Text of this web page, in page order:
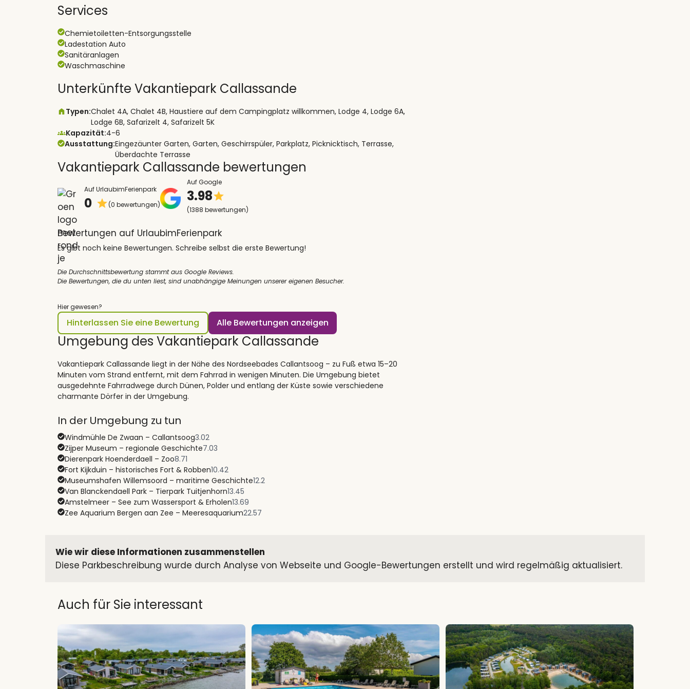
Services
Chemietoiletten-Entsorgungsstelle
Ladestation Auto
Sanitäranlagen
Waschmaschine
Unterkünfte Vakantiepark Callassande
Typen:Chalet 4A, Chalet 4B, Haustiere auf dem Campingplatz willkommen, Lodge 4, Lodge 6A,
Lodge 6B, Safarizelt 4, Safarizelt 5K
Kapazität:4-6
Ausstattung:Eingezäunter Garten, Garten, Geschirrspüler, Parkplatz, Picknicktisch, Terrasse,
Überdachte Terrasse
Vakantiepark Callassande bewertungen
Auf UrlaubimFerienpark
0 (0 bewertungen)
Auf Google
3.98
(1388 bewertungen)
Bewertungen auf UrlaubimFerienpark
Es gibt noch keine Bewertungen. Schreibe selbst die erste Bewertung!
Die Durchschnittsbewertung stammt aus Google Reviews.
Die Bewertungen, die du unten liest, sind unabhängige Meinungen unserer eigenen Besucher.
Hier gewesen?
Hinterlassen Sie eine Bewertung Alle Bewertungen anzeigen
Umgebung des Vakantiepark Callassande
Vakantiepark Callassande liegt in der Nähe des Nordseebades Callantsoog – zu Fuß etwa 15–20
Minuten vom Strand entfernt, mit dem Fahrrad in wenigen Minuten. Die Umgebung bietet
ausgedehnte Fahrradwege durch Dünen, Polder und entlang der Küste sowie verschiedene
charmante Dörfer in der Umgebung.
In der Umgebung zu tun
Windmühle De Zwaan – Callantsoog3.02
Zijper Museum – regionale Geschichte7.03
Dierenpark Hoenderdaell – Zoo8.71
Fort Kijkduin – historisches Fort & Robben10.42
Museumshafen Willemsoord – maritime Geschichte12.2
Van Blanckendaell Park – Tierpark Tuitjenhorn13.45
Amstelmeer – See zum Wassersport & Erholen13.69
Zee Aquarium Bergen aan Zee – Meeresaquarium22.57
Wie wir diese Informationen zusammenstellen
Diese Parkbeschreibung wurde durch Analyse von Webseite und Google-Bewertungen erstellt und wird regelmäßig aktualisiert.
Auch für Sie interessant